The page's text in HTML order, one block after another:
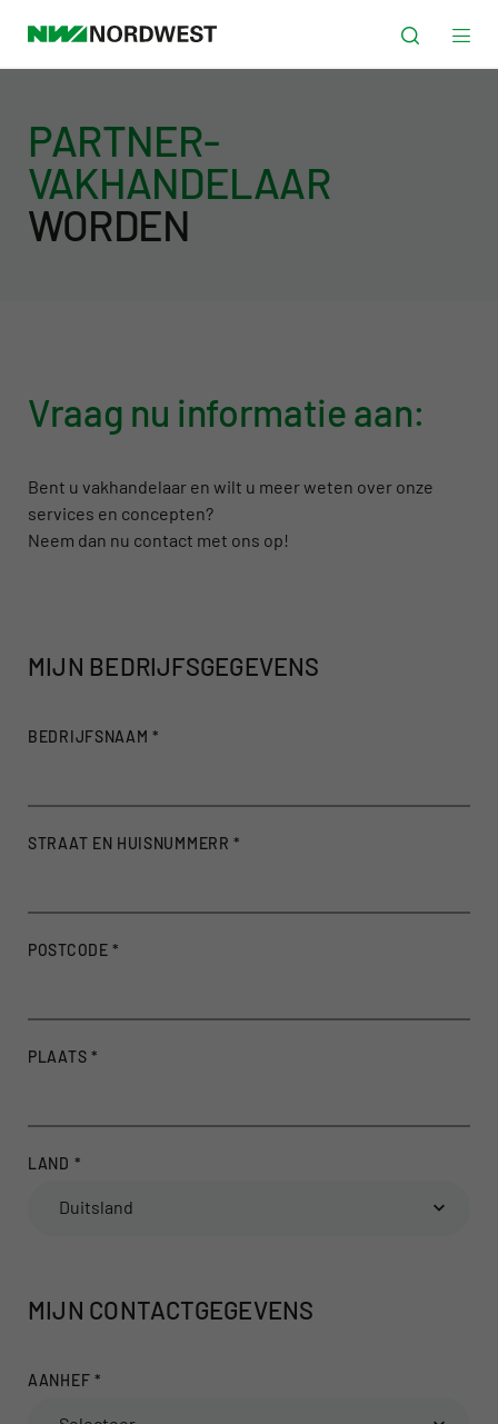
PARTNER-
VAKHANDELAAR
WORDEN
Vraag nu informatie aan:
Bent u vakhandelaar en wilt u meer weten over onze
services en concepten?
Neem dan nu contact met ons op!
MIJN BEDRIJFSGEGEVENS
BEDRIJFSNAAM*
STRAAT EN HUISNUMMERR*
POSTCODE*
PLAATS *
LAND *
Duitsland
MIJN CONTACTGEGEVENS
AANHEF *